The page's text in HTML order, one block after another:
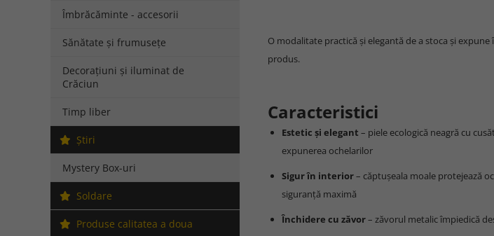
Îmbrăcăminte - accesorii
Sănătate și frumusețe
Decorațiuni și iluminat de
Crăciun
Timp liber
Ştiri
Mystery Box-uri
Soldare
Produse calitatea a doua
O modalitate practică și elegantă de a stoca și
produs.
Caracteristici
Estetic și elegant – piele ecologică neagră cu
expunerea ochelarilor
Sigur în interior– căptușeala moale protejează
siguranță maximă
Închidere cu zăvor– zăvorul metalic împiedică